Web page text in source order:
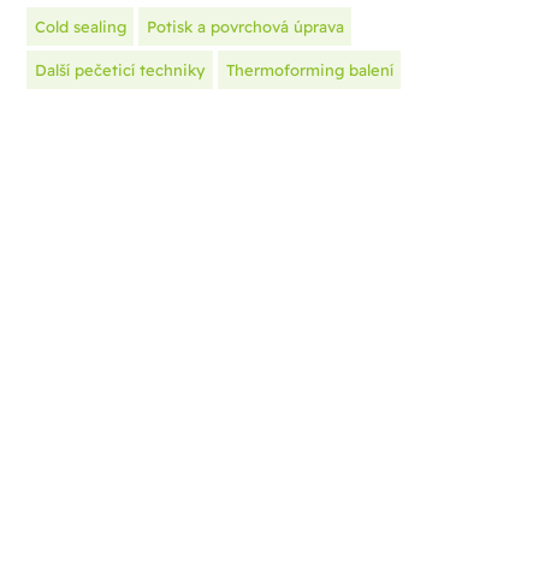
Cold sealing Potisk a povrchová úprava
Další pečeticí techniky Thermoforming balení